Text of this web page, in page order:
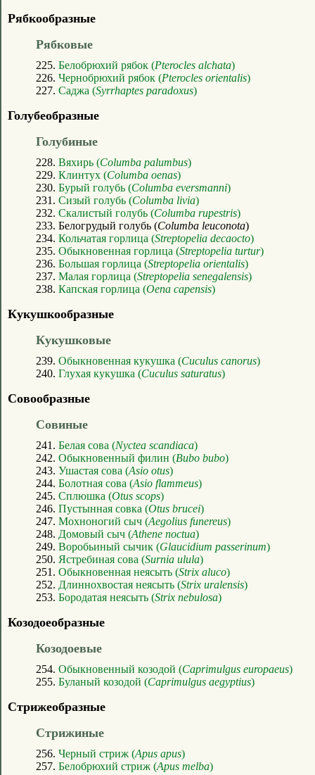
Рябкообразные
Рябковые
225. Белобрюхий рябок (Pterocles alchata)
226. Чернобрюхий рябок (Pterocles orientalis)
227. Саджа (Syrrhaptes paradoxus)
Голубеобразные
Голубиные
228. Вяхирь (Columba palumbus)
229. Клинтух (Columba oenas)
230. Бурый голубь (Columba eversmanni)
231. Сизый голубь (Columba livia)
232. Скалистый голубь (Columba rupestris)
233. Белогрудый голубь (Columba leuconota)
234. Кольчатая горлица (Streptopelia decaocto)
235. Обыкновенная горлица (Streptopelia turtur)
236. Большая горлица (Streptopelia orientalis)
237. Малая горлица (Streptopelia senegalensis)
238. Капская горлица (Oena capensis)
Кукушкообразные
Кукушковые
239. Обыкновенная кукушка (Cuculus canorus)
240. Глухая кукушка (Cuculus saturatus)
Совообразные
Совиные
241. Белая сова (Nyctea scandiaca)
242. Обыкновенный филин (Bubo bubo)
243. Ушастая сова (Asio otus)
244. Болотная сова (Asio flammeus)
245. Сплюшка (Otus scops)
246. Пустынная совка (Otus brucei)
247. Мохноногий сыч (Aegolius funereus)
248. Домовый сыч (Athene noctua)
249. Воробьиный сычик (Glaucidium passerinum)
250. Ястребиная сова (Surnia ulula)
251. Обыкновенная неясыть (Strix aluco)
252. Длиннохвостая неясыть (Strix uralensis)
253. Бородатая неясыть (Strix nebulosa)
Козодоеобразные
Козодоевые
254. Обыкновенный козодой (Caprimulgus europaeus)
255. Буланый козодой (Caprimulgus aegyptius)
Стрижеобразные
Стрижиные
256. Черный стриж (Apus apus)
257. Белобрюхий стриж (Apus melba)